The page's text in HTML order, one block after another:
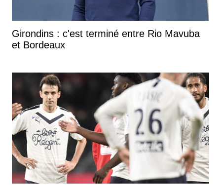
Girondins : c'est terminé entre Rio Mavuba
et Bordeaux